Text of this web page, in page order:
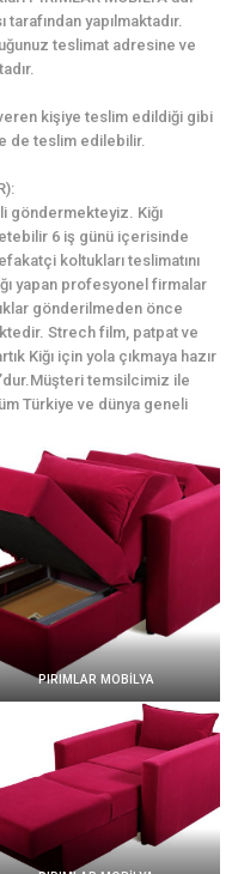
yapılmaktadır.
teslimat adresine ve
kişiye teslim edildiği gibi
de teslim edilebilir.
göndermekteyiz. Kiğı
6 iş günü içerisinde
koltukları teslimatını
yapan profesyonel firmalar
gönderilmeden önce
Strech film, patpat ve
Kiğı için yola çıkmaya hazır
temsilcimiz ile
Türkiye ve dünya geneli
PIRIMLAR MOBİLYA